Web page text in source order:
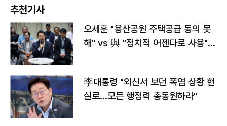
추천기사
오세훈 "용산공원 주택공급 동의 못
해" vs 與 "정치적 어젠다로 사용"
李대통령 "외신서 보던 폭염 상황 현
실로…모든 행정력 총동원하라"